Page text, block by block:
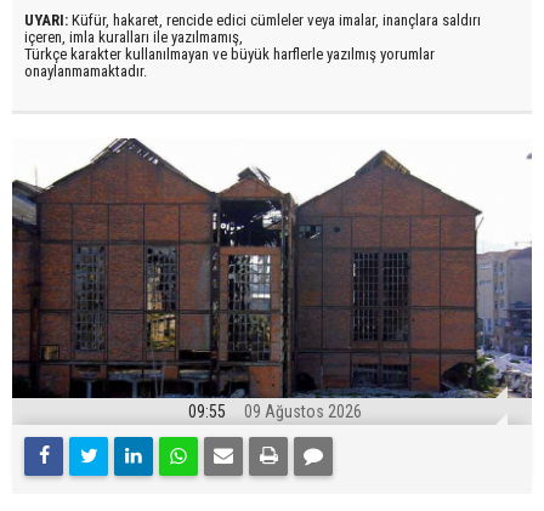
UYARI: Küfür, hakaret, rencide edici cümleler veya imalar, inançlara saldırı
içeren, imla kuralları ile yazılmamış,
Türkçe karakter kullanılmayan ve büyük harflerle yazılmış yorumlar
onaylanmamaktadır.
09:55 09 Ağustos 2026